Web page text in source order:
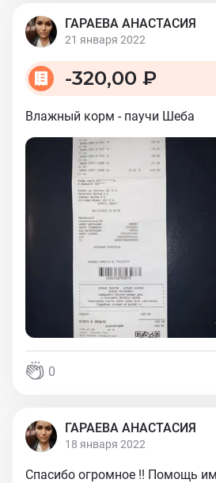
ГАРАЕВА АНАСТАСИЯ
21 января 2022
-320,00 ₽
Влажный корм - паучи Шеба
0
ГАРАЕВА АНАСТАСИЯ
18 января 2022
Спасибо огромное !! Помощь